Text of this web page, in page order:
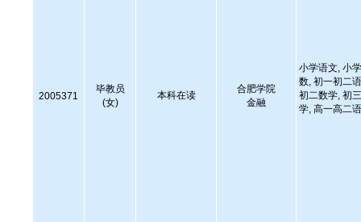
2005371
毕教员
(女)
本科在读
合肥学院
金融
小学语文, 小
数, 初一初二
初二数学, 初
学, 高一高二